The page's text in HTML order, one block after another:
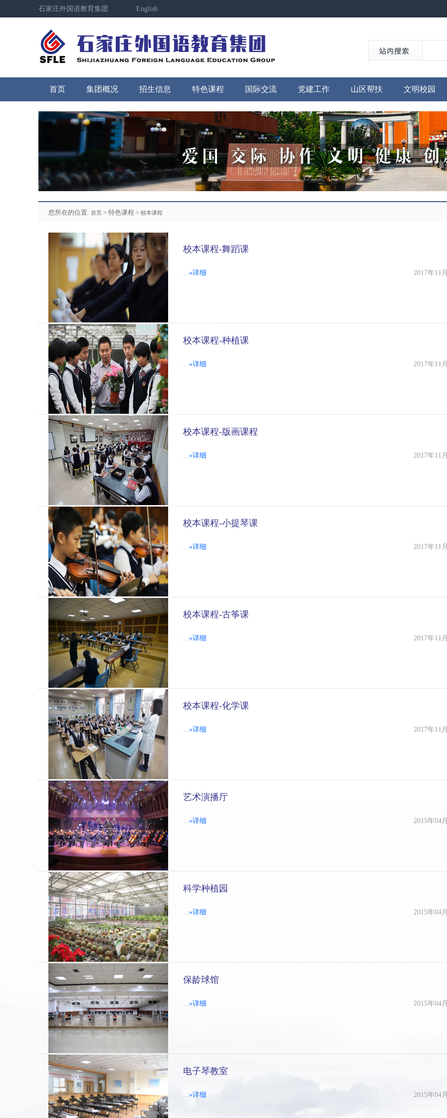
石家庄外国语教育集团 English
首页 集团概况 招生信息 特色课程 国际交流 党建工作 山区帮扶 文明校园
您所在的位置: 首页 > 特色课程 > 校本课程
校本课程-舞蹈课
...»详细 2017年11
校本课程-种植课
...»详细 2017年11
校本课程-版画课程
...»详细 2017年11
校本课程-小提琴课
...»详细 2017年11
校本课程-古筝课
...»详细 2017年11
校本课程-化学课
...»详细 2017年11
艺术演播厅
...»详细 2015年04
科学种植园
...»详细 2015年04
保龄球馆
...»详细 2015年04
电子琴教室
...»详细 2015年04